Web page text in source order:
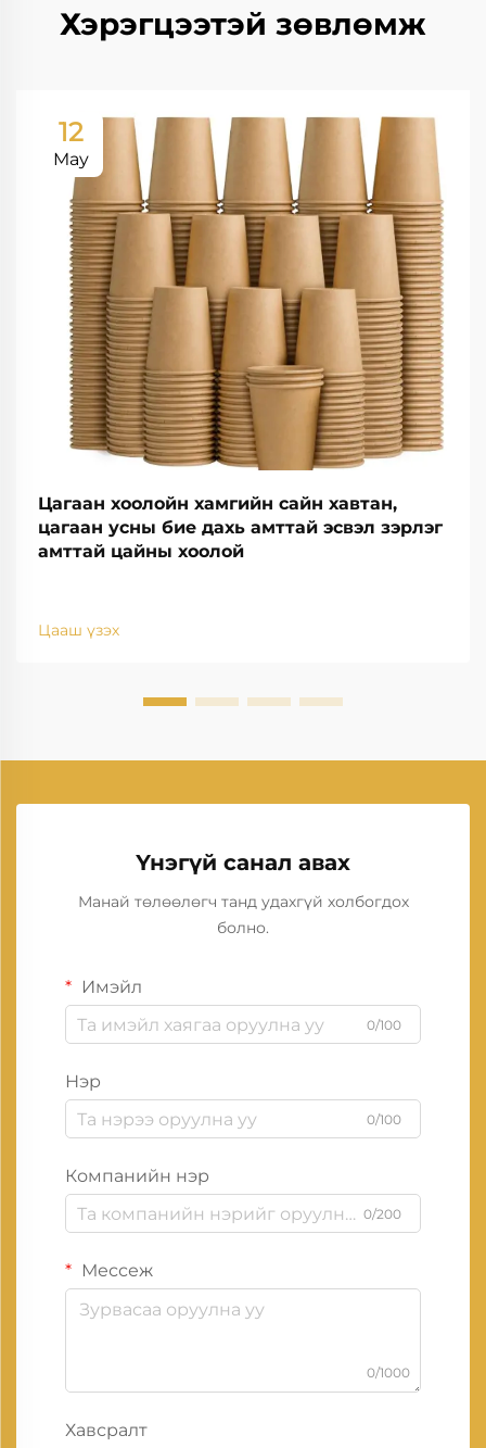
Хэрэгцээтэй зөвлөмж
12
May
Цагаан хоолойн хамгийн сайн хавтан,
цагаан усны бие дахь амттай эсвэл зэрлэг
амттай цайны хоолой
Цааш үзэх
Үнэгүй санал авах
Манай төлөөлөгч танд удахгүй холбогдох
болно.
Имэйл
0/100
Нэр
0/100
Компанийн нэр
0/200
Мессеж
0/1000
Хавсралт